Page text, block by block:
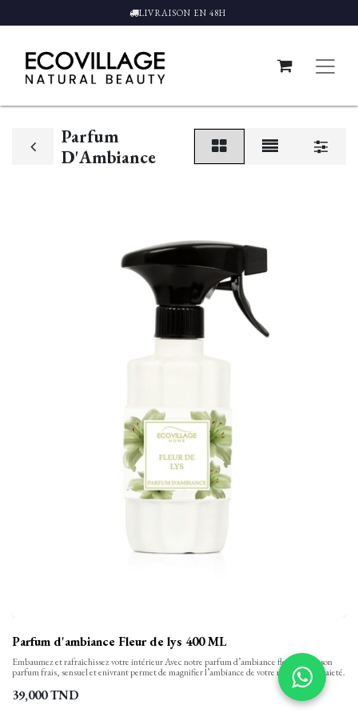
LIVRAISON EN 48H
Parfum
D'Ambiance
Parfum d'ambiance Fleur de lys 400 ML
Embaumez et rafraichissez votre intérieur Avec notre parfum d’ambiance fleur de lys, son
parfum frais, sensuel et enivrant permet de magnifier l’ambiance de votre maison avec gaieté.
39,000TND